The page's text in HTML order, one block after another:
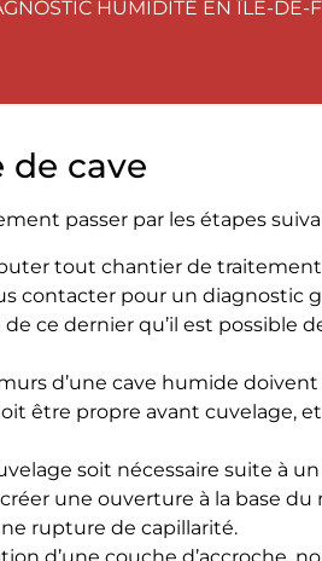
HUMIDITÉ EN ÎLE-DE-
de cave
passer par les étapes
tout chantier de traitement
contacter pour un diagnostic
de ce dernier qu’il est possible
d’une cave humide
être propre avant cuvelage,
soit nécessaire suite à
une ouverture à la base
rupture de capillarité.
d’une couche d’accroche,